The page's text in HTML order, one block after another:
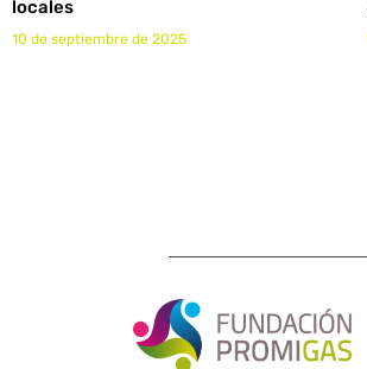
locales
10 de septiembre de 2025